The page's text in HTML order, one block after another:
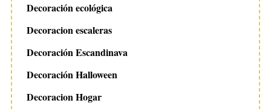
Decoración ecológica
Decoracion escaleras
Decoración Escandinava
Decoración Halloween
Decoracion Hogar